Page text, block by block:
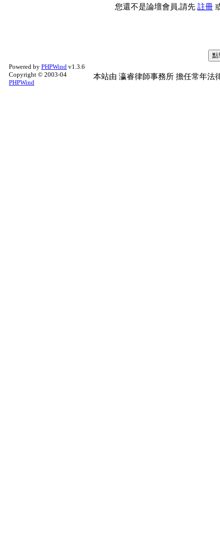
您還不是論壇會員,請先 註冊
Powered by PHPWind v1.3.6
Copyright © 2003-04
PHPWind
本站由 瀛睿律師事務所 擔任常年法